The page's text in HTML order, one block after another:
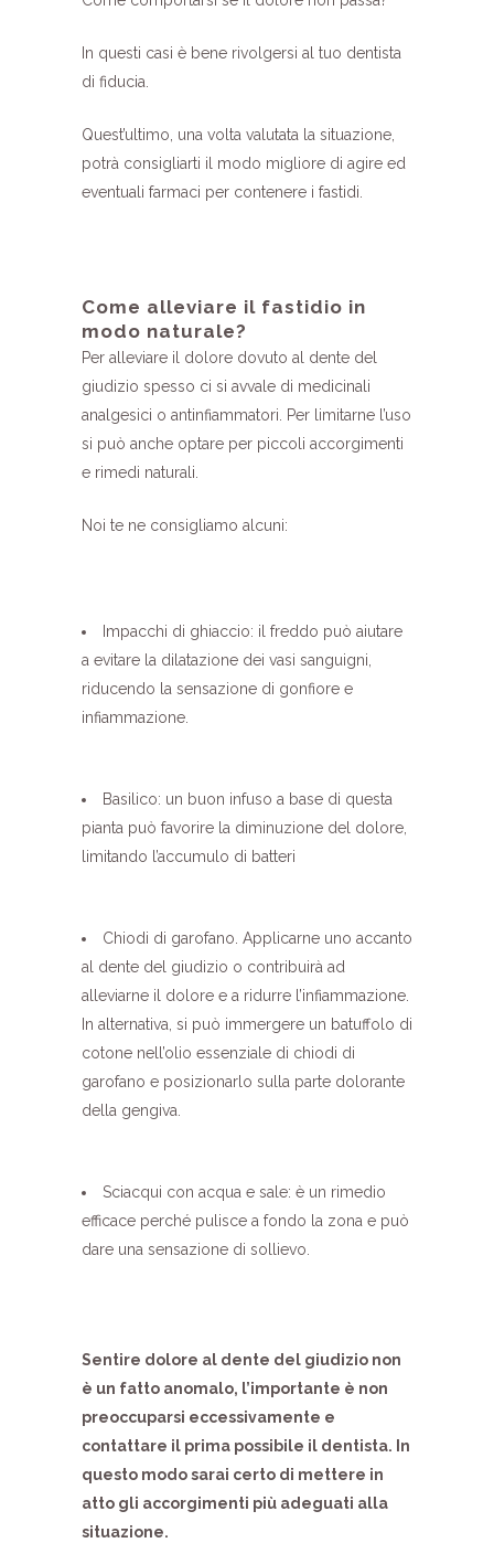
In questi casi è bene rivolgersi al tuo dentista
di fiducia.
Quest’ultimo, una volta valutata la situazione,
potrà consigliarti il modo migliore di agire ed
eventuali farmaci per contenere i fastidi.
Come alleviare il fastidio in
modo naturale?
Per alleviare il dolore dovuto al dente del
giudizio spesso ci si avvale di medicinali
analgesici o antinfiammatori. Per limitarne l’uso
si può anche optare per piccoli accorgimenti
e rimedi naturali.
Noi te ne consigliamo alcuni:
Impacchi di ghiaccio: il freddo può aiutare
a evitare la dilatazione dei vasi sanguigni,
riducendo la sensazione di gonfiore e
infiammazione.
Basilico: un buon infuso a base di questa
pianta può favorire la diminuzione del dolore,
limitando l’accumulo di batteri
Chiodi di garofano. Applicarne uno accanto
al dente del giudizio o contribuirà ad
alleviarne il dolore e a ridurre l’infiammazione.
In alternativa, si può immergere un batuffolo di
cotone nell’olio essenziale di chiodi di
garofano e posizionarlo sulla parte dolorante
della gengiva.
Sciacqui con acqua e sale: è un rimedio
efficace perché pulisce a fondo la zona e può
dare una sensazione di sollievo.
Sentire dolore al dente del giudizio non
è un fatto anomalo, l’importante è non
preoccuparsi eccessivamente e
contattare il prima possibile il dentista. In
questo modo sarai certo di mettere in
atto gli accorgimenti più adeguati alla
situazione.